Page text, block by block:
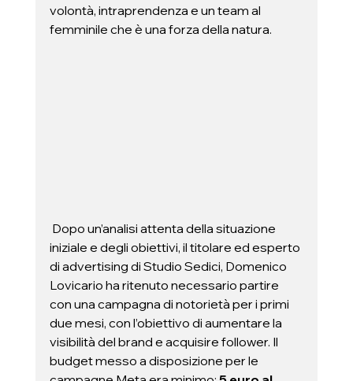
volontà, intraprendenza e un team al
femminile che è una forza della natura.
iniziale e degli obiettivi, il titolare ed esperto
di advertising di Studio Sedici, Domenico
Lovicario ha ritenuto necessario partire
con una campagna di notorietà per i primi
due mesi, con l’obiettivo di aumentare la
visibilità del brand e acquisire follower. Il
budget messo a disposizione per le